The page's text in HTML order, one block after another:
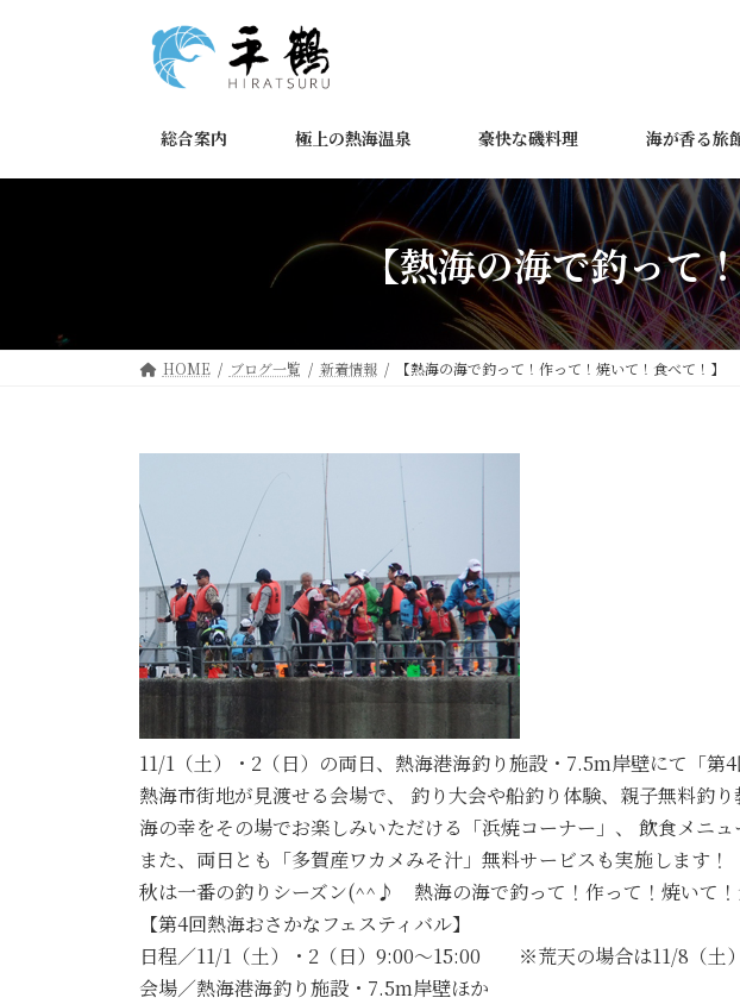
ス
ン
総合案内 極上の熱海温泉 豪快な磯料理 海が香る旅
【熱海の海で釣って
HOME ブログ一覧 新着情報 【熱海の海で釣って！作って！焼いて！食べて！】
11/1（土）・2（日）の両日、熱海港海釣り施設・7.5m岸壁にて「第
熱海市街地が見渡せる会場で、 釣り大会や船釣り体験、親子無料釣
海の幸をその場でお楽しみいただける「浜焼コーナー」、 飲食メニュ
また、両日とも「多賀産ワカメみそ汁」無料サービスも実施します！
秋は一番の釣りシーズン(^^♪ 熱海の海で釣って！作って！焼いて
【第4回熱海おさかなフェスティバル】
日程／11/1（土）・2（日）9:00～15:00 ※荒天の場合は11/8（土
会場／熱海港海釣り施設・7.5m岸壁ほか